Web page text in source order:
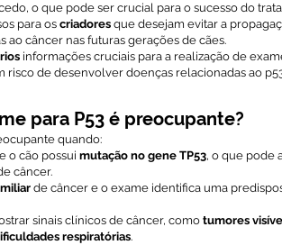
o que pode ser crucial para o sucesso do
para os criadores que desejam evitar a
ao câncer nas futuras gerações de cães.
informações cruciais para a realização de
risco de desenvolver doenças relacionadas ao
para P53 é preocupante?
quando:
o cão possui mutação no gene TP53, o que pode
câncer.
de câncer e o exame identifica uma
sinais clínicos de câncer, como tumores
respiratórias.